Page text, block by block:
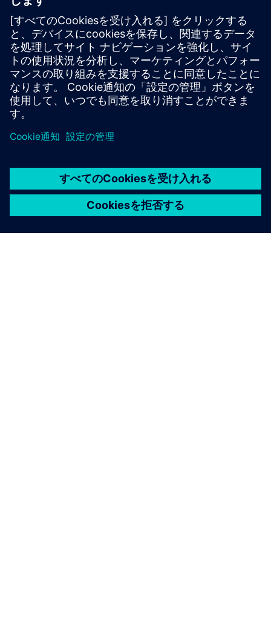
その他の情報とリソース
ジュガヌ・スマートシティ・オレンジ・ビジネス
必要条件
Juganu for Logistics with 5G private network